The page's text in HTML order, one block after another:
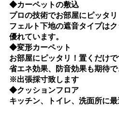
◆カーペットの敷込
プロの技術でお部屋にピッタリ
フェルト下地の遮音タイプは
優れています。
◆変形カーペット
お部屋にピッタリ！置くだけで
省エネ効果、防音効果も期待で
※出張採寸致します
◆クッションフロア
キッチン、トイレ、洗面所に最